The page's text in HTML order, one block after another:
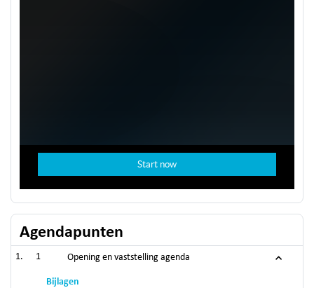
Agendapunten
1 Opening en vaststelling agenda
Bijlagen